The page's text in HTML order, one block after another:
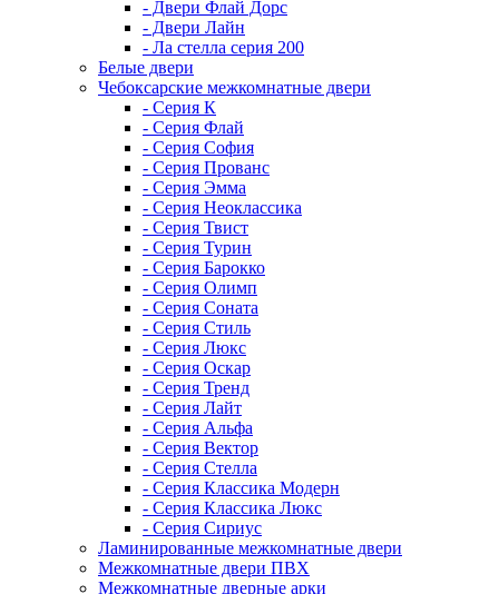
- Двери Флай Дорс
- Двери Лайн
- Ла стелла серия 200
Белые двери
Чебоксарские межкомнатные двери
- Серия К
- Серия Флай
- Серия София
- Серия Прованс
- Серия Эмма
- Серия Неоклассика
- Серия Твист
- Серия Турин
- Серия Барокко
- Серия Олимп
- Серия Соната
- Серия Стиль
- Серия Люкс
- Серия Оскар
- Серия Тренд
- Серия Лайт
- Серия Альфа
- Серия Вектор
- Серия Стелла
- Серия Классика Модерн
- Серия Классика Люкс
- Серия Сириус
Ламинированные межкомнатные двери
Межкомнатные двери ПВХ
Межкомнатные дверные арки